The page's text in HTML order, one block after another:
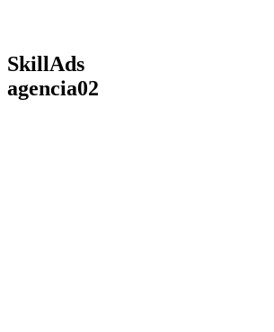
SkillAds
agencia02